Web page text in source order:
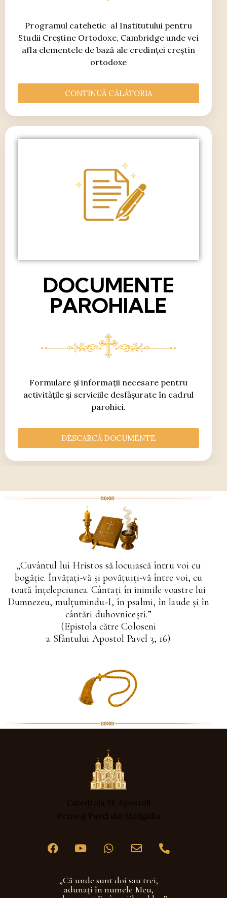
Programul catehetic al Institutului pentru
Studii Creștine Ortodoxe, Cambridge unde vei
afla elementele de bază ale credinței creștin
ortodoxe
CONTINUĂ CĂLĂTORIA
DOCUMENTE
PAROHIALE
Formulare și informații necesare pentru
activitățile și serviciile desfășurate în cadrul
parohiei.
DESCARCĂ DOCUMENTE
„Cuvântul lui Hristos să locuiască întru voi cu
bogăţie. Învăţaţi-vă şi povăţuiţi-vă între voi, cu
toată înţelepciunea. Cântaţi în inimile voastre lui
Dumnezeu, mulţumindu-I, în psalmi, în laude şi în
cântări duhovniceşti.”
(Epistola către Coloseni
a Sfântului Apostol Pavel 3, 16)
Catedrala Sf. Apostoli
Petru și Pavel din Medgidia
„Că unde sunt doi sau trei,
adunaţi în numele Meu,